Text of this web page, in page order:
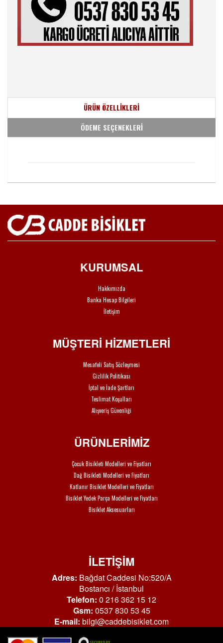
ÜRÜN ÖZELLİKLERİ
ÖDEME SEÇENEKLERİ
KURUMSAL
Hakkımızda
Banka Hesap Bilgileri
İletişim
MÜŞTERİ HİZMETLERİ
Mesafeli Satış Sözleşmesi
Gizlilik Politikası
İptal ve İade Şartları
Teslimat Koşulları
Alışveriş Güvenliği
ÜRÜNLERİMİZ
Çocuk Bisikleti Modelleri ve Fiyatları
Dağ Bisikleti Modelleri ve Fiyatları
Katlanır Bisiklet Modelleri ve Fiyatları
Bisiklet Yedek Parça Modelleri ve Fiyatları
Bisiklet Aksesuarları
İLETİŞİM
Adres: Bağdat Caddesi No:520/A
Bostancı / İstanbul
Telefon: 0 216 362 15 12
Gsm: 0537 830 53 45
E-mail: bilgi@caddebisiklet.com